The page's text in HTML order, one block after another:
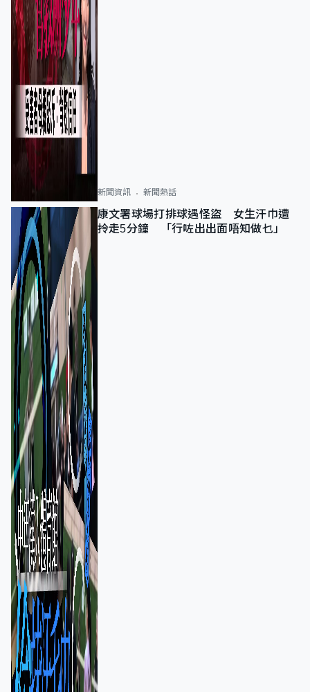
新聞資訊 新聞熱話
康文署球場打排球遇怪盜 女生汗巾遭
拎走5分鐘 「行咗出出面唔知做乜」